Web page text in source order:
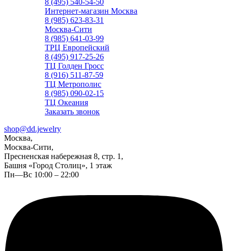
8 (495) 540-54-50
Интернет-магазин Москва
8 (985) 623-83-31
Москва-Сити
8 (985) 641-03-99
ТРЦ Европейский
8 (495) 917-25-26
ТЦ Голден Гросс
8 (916) 511-87-59
ТЦ Метрополис
8 (985) 090-02-15
ТЦ Океания
Заказать звонок
shop@dd.jewelry
Москва,
Москва-Сити,
Пресненская набережная 8, стр. 1,
Башня «Город Столиц», 1 этаж
Пн—Вс 10:00 – 22:00